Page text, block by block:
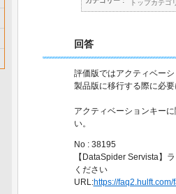
トップカテゴ
回答
評価版ではアクティベー
製品版に移行する際に必要
アクティベーションキー
い。
No : 38195
【DataSpider Servista】
ください
URL:https://